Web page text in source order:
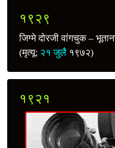
१९२९
जिग्मे दोरजी वांगचुक –
(मृत्यू: २१ जुलै १९७२)
१९२१